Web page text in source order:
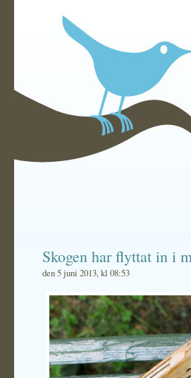
Skogen har flyttat in i
den 5 juni 2013, kl 08:53